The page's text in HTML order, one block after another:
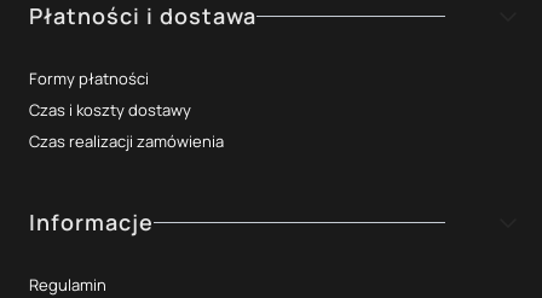
Płatności i dostawa
Formy płatności
Czas i koszty dostawy
Czas realizacji zamówienia
Informacje
Regulamin